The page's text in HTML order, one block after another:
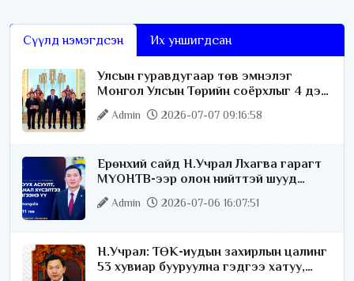
Сүүлд нэмэгдсэн Их уншигдсан
Улсын гуравдугаар төв эмнэлэг
Монгол Улсын Төрийн соёрхлыг 4 дэх
удаагаа хүртлээ
Admin 2026-07-07 09:16:58
Ерөнхий сайд Н.Учрал Лхагва гарагт
МҮОНТВ-ээр олон нийттэй шууд
ярилцана
Admin 2026-07-06 16:07:51
Н.Учрал: ТӨК-иудын захирлын цалинг
53 хувиар бууруулна гэдгээ хатуу,